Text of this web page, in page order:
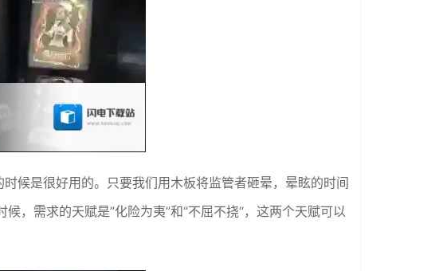
候是很好用的。只要我们用木板将监管者砸晕，晕眩的时间
，需求的天赋是”化险为夷”和“不屈不挠“，这两个天赋可以